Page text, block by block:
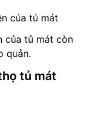
của tủ mát
của tủ mát còn
quản.
tủ mát